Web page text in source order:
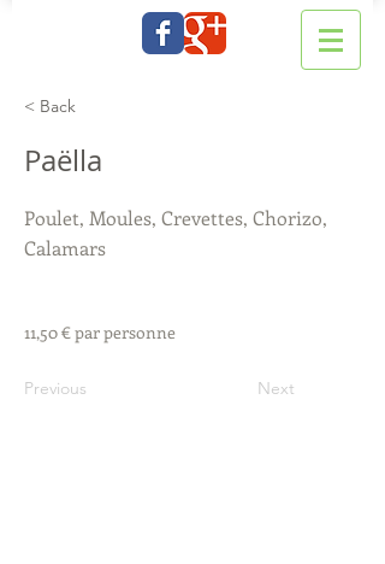
< Back
Paëlla
Poulet, Moules, Crevettes, Chorizo,
Calamars
11,50 € par personne
Previous Next